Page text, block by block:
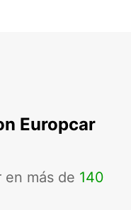
Europcar
en más de 140